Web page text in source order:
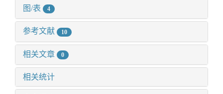
图/表 4
参考文献 10
相关文章 0
相关统计